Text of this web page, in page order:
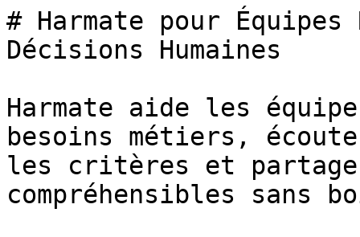
# Harmate pour
Décisions Humaines
Harmate aide les
besoins métiers,
les critères et
compréhensibles sans